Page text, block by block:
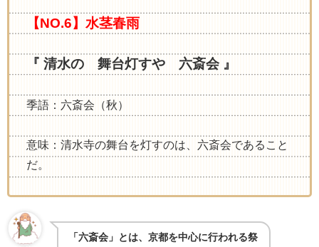
【NO.6】水茎春雨
『 清水の 舞台灯すや 六斎会 』
季語：六斎会（秋）
意味：清水寺の舞台を灯すのは、六斎会であること
だ。
「六斎会」とは、京都を中心に行われる祭